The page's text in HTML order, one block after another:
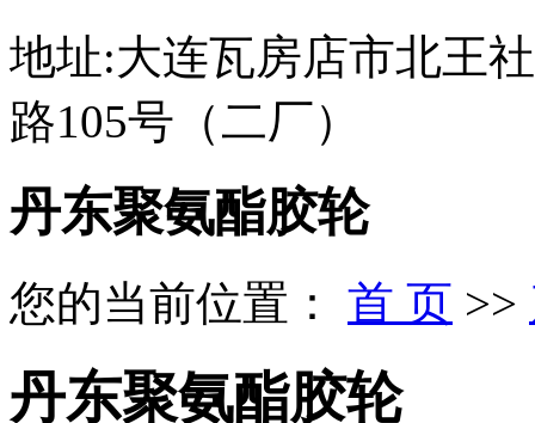
地址:大连瓦房店市北王
路105号（二厂）
丹东聚氨酯胶轮
您的当前位置： 首 页 >>
丹东聚氨酯胶轮